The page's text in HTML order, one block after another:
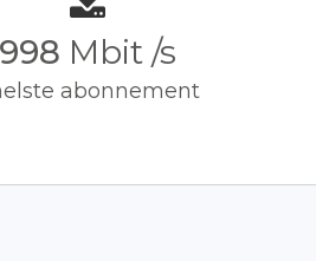
1,000 Mbit /s
abonnement